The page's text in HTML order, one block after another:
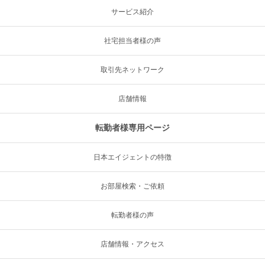
サービス紹介
社宅担当者様の声
取引先ネットワーク
店舗情報
転勤者様専用ページ
日本エイジェントの特徴
お部屋検索・ご依頼
転勤者様の声
店舗情報・アクセス